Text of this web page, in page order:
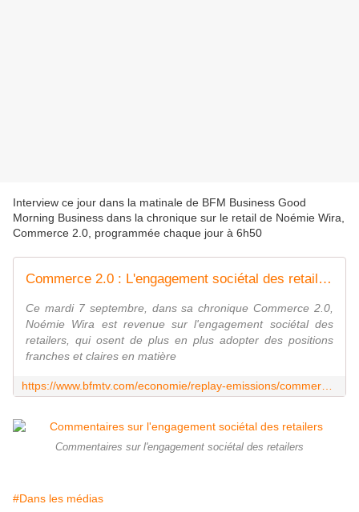
Interview ce jour dans la matinale de BFM Business Good
Morning Business dans la chronique sur le retail de Noémie Wira,
Commerce 2.0, programmée chaque jour à 6h50
Commerce 2.0 : L'engagement sociétal des retailers, par Noémie Wira - 07/09
Ce mardi 7 septembre, dans sa chronique Commerce 2.0,
Noémie Wira est revenue sur l'engagement sociétal des
retailers, qui osent de plus en plus adopter des positions
franches et claires en matière
Commentaires sur l'engagement sociétal des retailers
#Dans les médias